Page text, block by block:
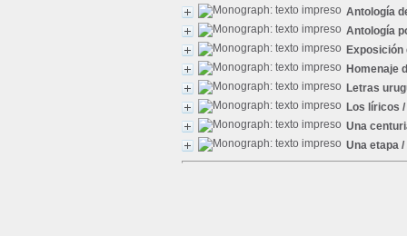
Antología
Antología
Exposición
Homenaje
Letras
Los líricos
Una
Una etapa /